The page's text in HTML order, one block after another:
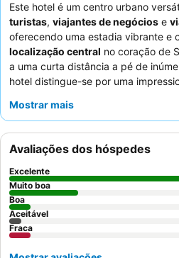
Este hotel é um centro urbano
turistas, viajantes de negócios e
oferecendo uma estadia vibrante e
localização central no coração de
a uma curta distância a pé de
hotel distingue-se por uma
excecionalmente grande e
serviço excecionais, e o pequeno-
consistentemente comentários
e variedade. Para uma estadia
um quarto virado para longe da
Mostrar mais
Avaliações dos hóspedes
Excelente
Muito boa
Boa
Aceitável
Fraca